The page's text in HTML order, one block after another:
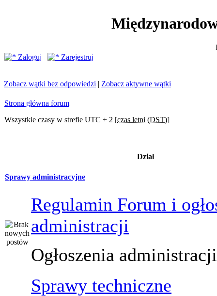
Zaloguj
Zarejestruj
Zobacz wątki bez odpowiedzi | Zobacz aktywne wątki
Strona główna forum
Wszystkie czasy w strefie UTC + 2 [czas letni (DST)]
Dział
Sprawy administracyjne
Regulamin Forum i
administracji
Ogłoszenia
Sprawy techniczne